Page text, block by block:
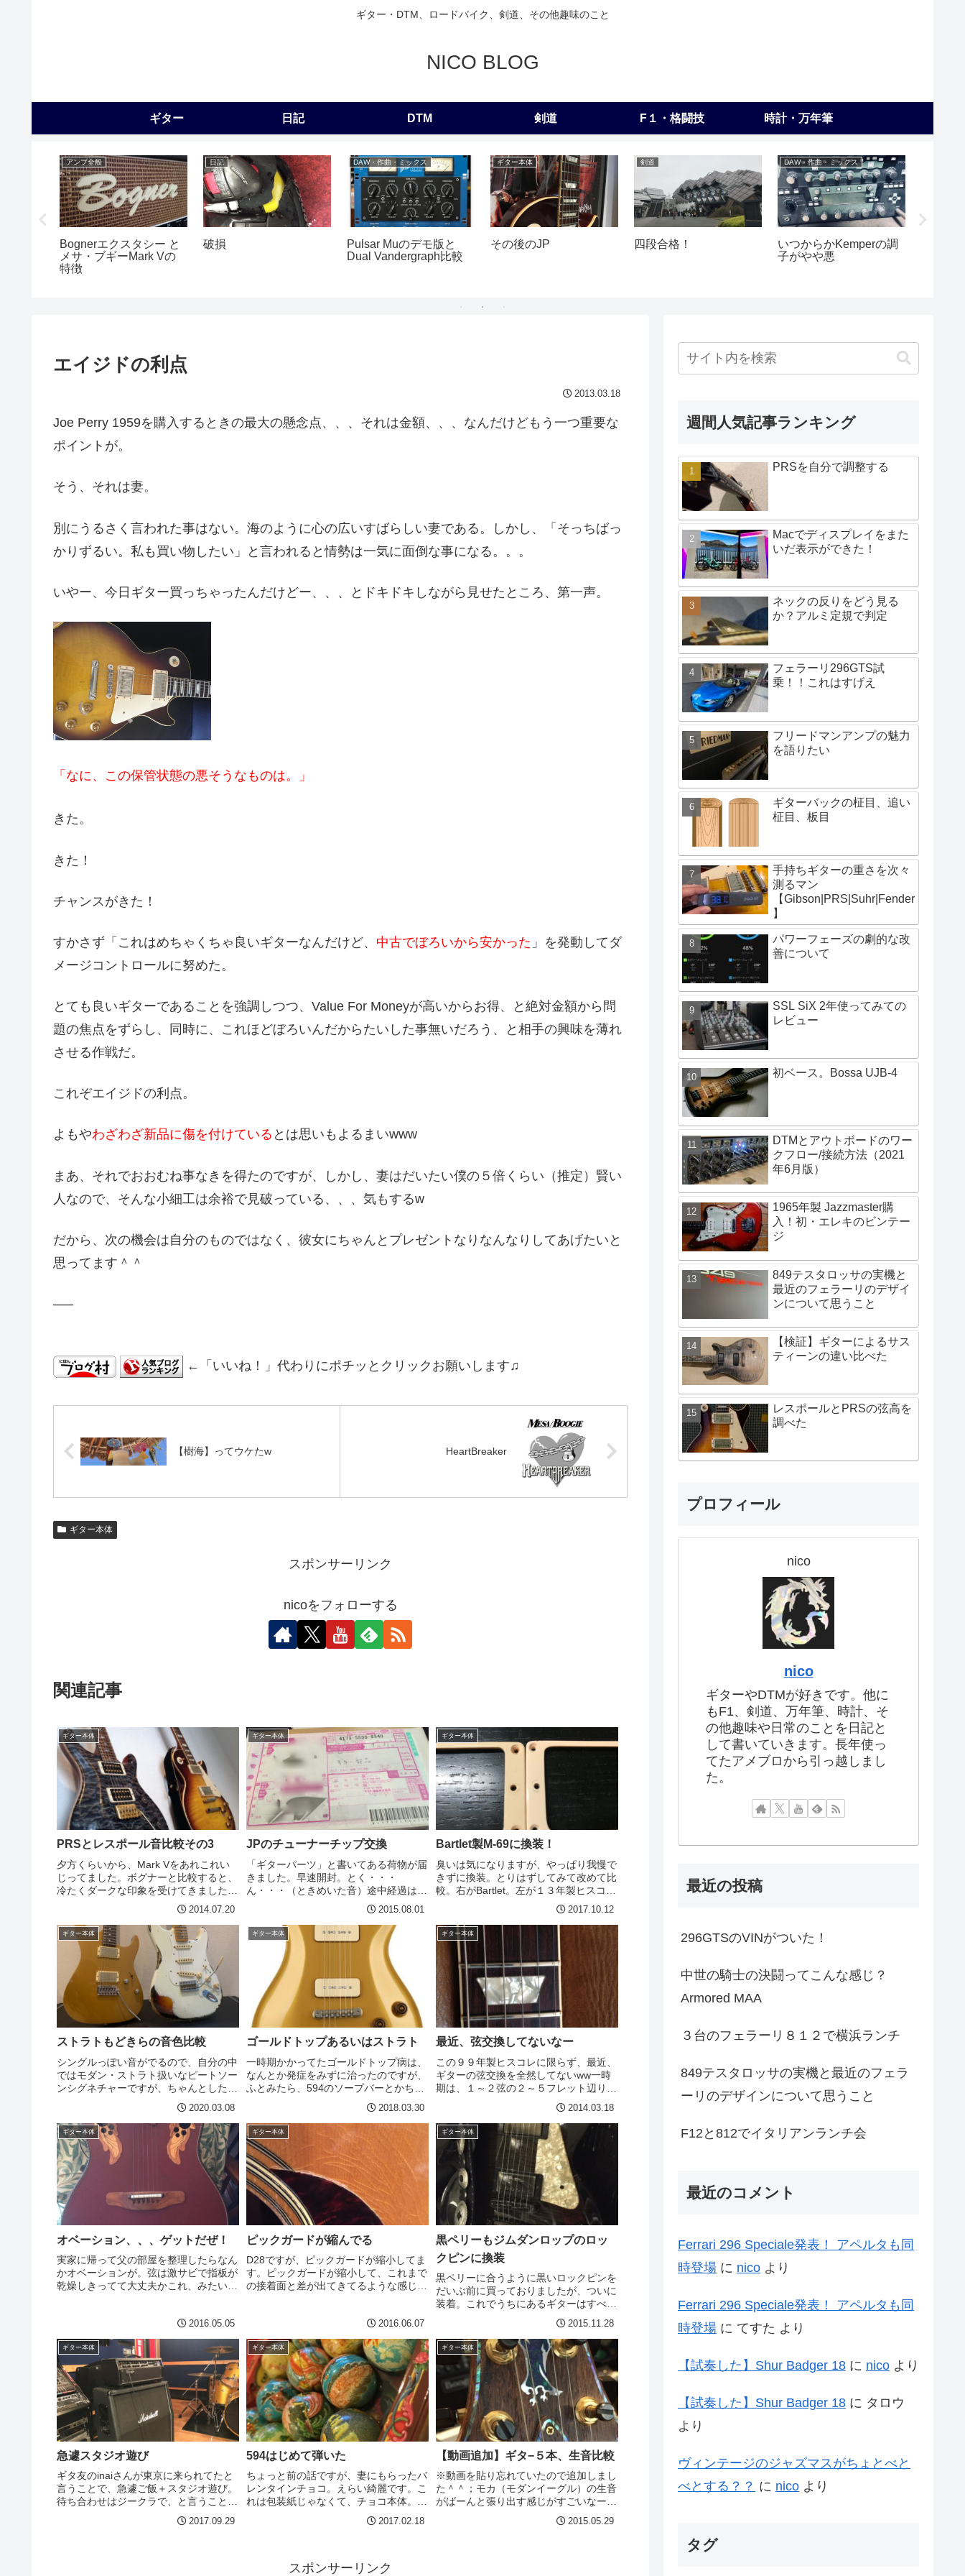
ギター・DTM、ロードバイク、剣道、その他趣味のこと
NICO BLOG
ギター 日記 DTM 剣道 F１・格闘技 時計・万年筆
アンプ全般
Bognerエクスタシー と
メサ・ブギーMark Vの
特徴
日記
破損
DAW・作曲・ミックス
Pulsar Muのデモ版と
Dual Vandergraph比較
ギター本体
その後のJP
剣道
四段合格！
DAW・作曲・ミックス
いつからかKemperの調
子がやや悪
エイジドの利点
2013.03.18
Joe Perry 1959を購入するときの最大の懸念点、、、それは金額、、、なんだけどもう一つ重要な
ポイントが。
そう、それは妻。
別にうるさく言われた事はない。海のように心の広いすばらしい妻である。しかし、「そっちばっ
かりずるい。私も買い物したい」と言われると情勢は一気に面倒な事になる。。。
いやー、今日ギター買っちゃったんだけどー、、、とドキドキしながら見せたところ、第一声。
「なに、この保管状態の悪そうなものは。」
きた。
きた！
チャンスがきた！
すかさず「これはめちゃくちゃ良いギターなんだけど、 中古でぼろいから安かった 」を発動してダ
メージコントロールに努めた。
とても良いギターであることを強調しつつ、Value For Moneyが高いからお得、と絶対金額から問
題の焦点をずらし、同時に、これほどぼろいんだからたいした事無いだろう、と相手の興味を薄れ
させる作戦だ。
これぞエイジドの利点。
よもやわざわざ新品に傷を付けている とは思いもよるまいwww
まあ、それでおおむね事なきを得たのですが、しかし、妻はだいたい僕の５倍くらい（推定）賢い
人なので、そんな小細工は余裕で見破っている、、、気もするw
だから、次の機会は自分のものではなく、彼女にちゃんとプレゼントなりなんなりしてあげたいと
思ってます＾＾
—–
←「いいね！」代わりにポチッとクリックお願いします♫
【樹海】ってウケたw HeartBreaker
ギター本体
スポンサーリンク
nicoをフォローする
関連記事
ギター本体
PRSとレスポール音比較その3
夕方くらいから、Mark Vをあれこれい
じってました。ボグナーと比較すると、
冷たくダークな印象を受けてきました＾
＾歪みのチリチリ成分が、ボグナーとか
に比べるとクールな感じ・・・？同じ音
聞いても間奏はそれぞれなので言葉で説
明するの難しいですね...
2014.07.20
ギター本体
JPのチューナーチップ交換
「ギターパーツ」と書いてある荷物が届
きました。早速開封。とく・・・
ん・・・（ときめいた音）途中経過は都
度、ご報告いただいていたとはい
え、、、本物カワユス。わたしのメイン
ギターは、ジョー・ペリー、エリックジ
ョンソン、スラッシュ、そしてジョ
2015.08.01
ギター本体
Bartlet製M-69に換装！
臭いは気になりますが、やっぱり我慢で
きずに換装。とりはずしてみて改めて比
較。右がBartlet。左が１３年製ヒスコレ
純正。やはり左は赤みが強い。結構湾曲
具合が違う。これは、ボディにつけてネ
ジで止めたことによる変形でしょうか
ね？？なんとなくで...
2017.10.12
ギター本体
ストラトもどきらの音色比較
シングルっぽい音がでるので、自分の中
ではモダン・ストラト扱いなピートソー
ンシグネチャーですが、ちゃんとしたス
トラトと比較したらどれくらい違うか調
べようということで録音してみまし
た。・・・が、シロスケも「ちゃんとし
た」ストラトではなかったのだ...
2020.03.08
ギター本体
ゴールドトップあるいはストラト
一時期かかってたゴールドトップ病は、
なんとか発症をみずに治ったのですが、
ふとみたら、594のソープバーとかちょ
っとざわっとした。P-90のギターはいつ
か一本欲しい。・・・気がする？で、今
日迂闊にも画像を見てしまったら、あ
ら、こういうのもいい...
2018.03.30
ギター本体
最近、弦交換してないなー
この９９年製ヒスコレに限らず、最近、
ギターの弦交換を全然してないww一時
期は、１～２弦の２～５フレット辺りが
すぐに変色してきたり、指の滑りがあっ
と言う間に劣化してくるのでしょっちゅ
う変えてましたが、最近、なんか弦のも
ちがいい。私の手がきれい...
2014.03.18
ギター本体
オベーション、、、ゲットだぜ！
実家に帰って父の部屋を整理したらなん
かオベーションが。弦は激サビで指板が
乾燥しきってて大丈夫かこれ、みたいな
2016.05.05
ギター本体
ピックガードが縮んでる
D28ですが、ピックガードが縮小してま
す。ピックガードが縮小して、これまで
の接着面と差が出てきてるような感じに
いうではないですか。このピックガード
の縮退と塗装との関係...
2016.06.07
ギター本体
黒ペリーもジムダンロップのロッ
クピンに換装
黒ペリーに合うように黒いロックピンを
だいぶ前に買っておりましたが、ついに
装着。これでうちにあるギターはすべて
ジムダンロップのロックピン仕様。これ
で、ストラップをすべてのギターで使い
まわせるし、取り外しも簡単。若干出っ
張ってるのがルックス面で...
2015.11.28
ギター本体
急遽スタジオ遊び
ギタ友のinaiさんが東京に来られてたと
言うことで、急遽ご飯＋スタジオ遊び。
待ち合わせはジークラで、と言うことだ
ったんですが、待ち合わせ場所で電話し
てもいない。お互いが見つけられない。
2017.09.29
ギター本体
594はじめて弾いた
ちょっと前の話ですが、妻にもらったバ
レンタインチョコ。えらい綺麗です。こ
れは包装紙じゃなくて、チョコ本体。こ
のまま食べれます。かなり美味しい。こ
れすごい高級なチョコなんだよと言うの
2017.02.18
ギター本体
【動画追加】ギタ−５本、生音比較
※動画を貼り忘れていたので追加しまし
た＾＾；モカ（モダンイーグル）の生音
がばーんと張り出す感じがすごいなー、
といつも思うので、この際なので録音し
て違いが出るかどうかやってみました。
2015.05.29
スポンサーリンク
週間人気記事ランキング
PRSを自分で調整する
Macでディスプレイをまた
いだ表示ができた！
ネックの反りをどう見る
か？アルミ定規で判定
フェラーリ296GTS試
乗！！これはすげえ
フリードマンアンプの魅力
を語りたい
ギターバックの柾目、追い
柾目、板目
手持ちギターの重さを次々
測るマン
【Gibson|PRS|Suhr|Fender
】
パワーフェーズの劇的な改
善について
SSL SiX 2年使ってみての
レビュー
初ベース。Bossa UJB-4
DTMとアウトボードのワー
クフロー/接続方法（2021
年6月版）
1965年製 Jazzmaster購
入！初・エレキのビンテー
ジ
849テスタロッサの実機と
最近のフェラーリのデザイ
ンについて思うこと
【検証】ギターによるサス
ティーンの違い比べた
レスポールとPRSの弦高を
調べた
プロフィール
nico
nico
ギターやDTMが好きです。他に
もF1、剣道、万年筆、時計、そ
の他趣味や日常のことを日記と
して書いていきます。長年使っ
てたアメブロから引っ越しまし
た。
最近の投稿
296GTSのVINがついた！
中世の騎士の決闘ってこんな感じ？
Armored MAA
３台のフェラーリ８１２で横浜ランチ
849テスタロッサの実機と最近のフェラ
ーリのデザインについて思うこと
F12と812でイタリアンランチ会
最近のコメント
Ferrari 296 Speciale発表！ アペルタも同
時登場 に nico より
Ferrari 296 Speciale発表！ アペルタも同
時登場 に てすた より
【試奏した】Shur Badger 18 に nico より
【試奏した】Shur Badger 18 に タロウ
より
ヴィンテージのジャズマスがちょとべと
べとする？？ に nico より
タグ